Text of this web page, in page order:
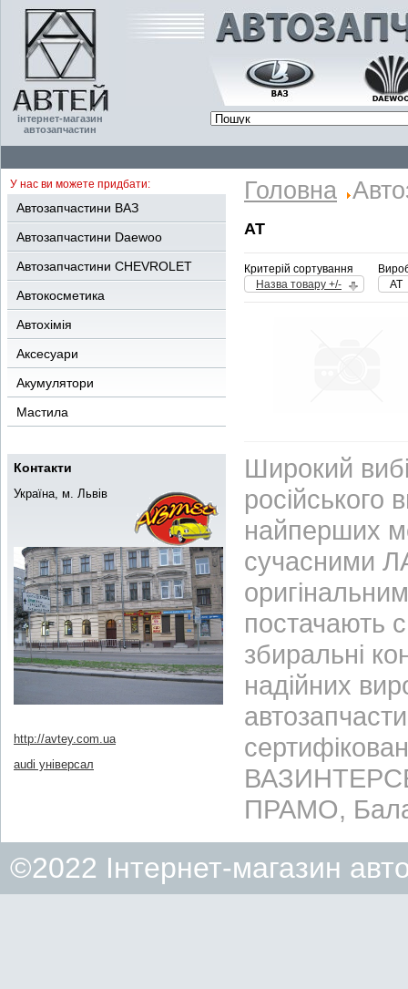
інтернет-магазин
автозапчастин
У нас ви можете придбати:
Автозапчастини ВАЗ
Автозапчастини Daewoo
Автозапчастини CHEVROLET
Автокосметика
Автохімія
Аксесуари
Акумулятори
Мастила
Контакти
Україна, м. Львів
http://avtey.com.ua
audi універсал
Головна
AT
Критерій сортування
Назва товару +/-
AT
Широкий
найперших
сучасними
постачають
збиральні
надійних
ПРАМО,
©2022 Інтернет-магазин